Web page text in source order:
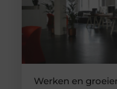
Werken en